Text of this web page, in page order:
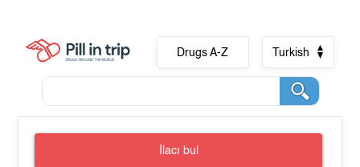
Drugs A-Z Turkish
İlacı bul